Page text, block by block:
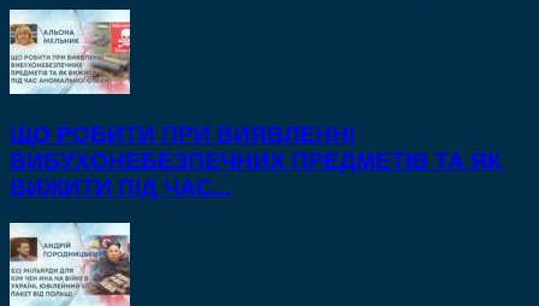
ЩО РОБИТИ ПРИ ВИЯВЛЕННІ
ВИБУХОНЕБЕЗПЕЧНИХ ПРЕДМЕТІВ ТА ЯК
ВИЖИТИ ПІД ЧАС...